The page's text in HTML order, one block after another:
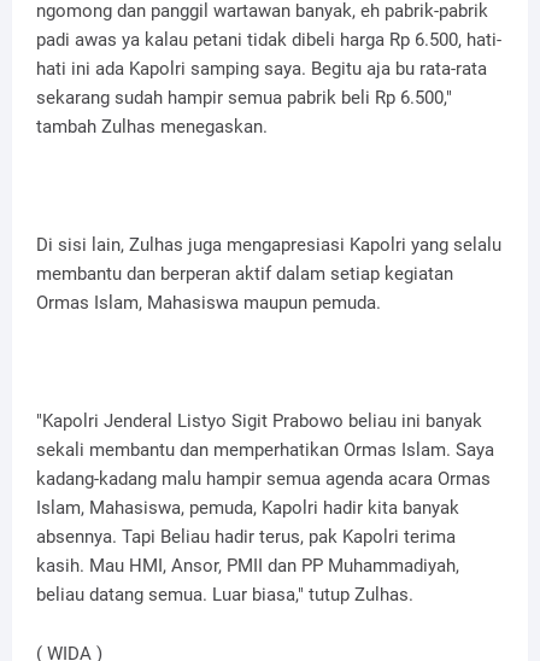
ngomong dan panggil wartawan banyak, eh pabrik-pabrik
padi awas ya kalau petani tidak dibeli harga Rp 6.500, hati-
hati ini ada Kapolri samping saya. Begitu aja bu rata-rata
sekarang sudah hampir semua pabrik beli Rp 6.500,"
tambah Zulhas menegaskan.
Di sisi lain, Zulhas juga mengapresiasi Kapolri yang selalu
membantu dan berperan aktif dalam setiap kegiatan
Ormas Islam, Mahasiswa maupun pemuda.
"Kapolri Jenderal Listyo Sigit Prabowo beliau ini banyak
sekali membantu dan memperhatikan Ormas Islam. Saya
kadang-kadang malu hampir semua agenda acara Ormas
Islam, Mahasiswa, pemuda, Kapolri hadir kita banyak
absennya. Tapi Beliau hadir terus, pak Kapolri terima
kasih. Mau HMI, Ansor, PMII dan PP Muhammadiyah,
beliau datang semua. Luar biasa," tutup Zulhas.
( WIDA )